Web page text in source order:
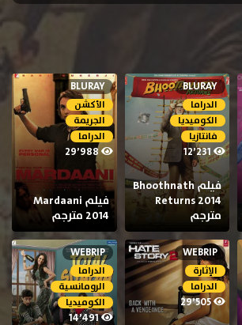
BLURAY
الدراما
الكوميديا
فانتازيا
12٬231
فيلم Bhoothnath
Returns 2014
مترجم
BLURAY
الأكشن
الجريمة
الدراما
29٬988
فيلم Mardaani
2014 مترجم
WEBRIP
الإثارة
الدراما
29٬505
WEBRIP
الدراما
الرومانسية
الكوميديا
14٬491